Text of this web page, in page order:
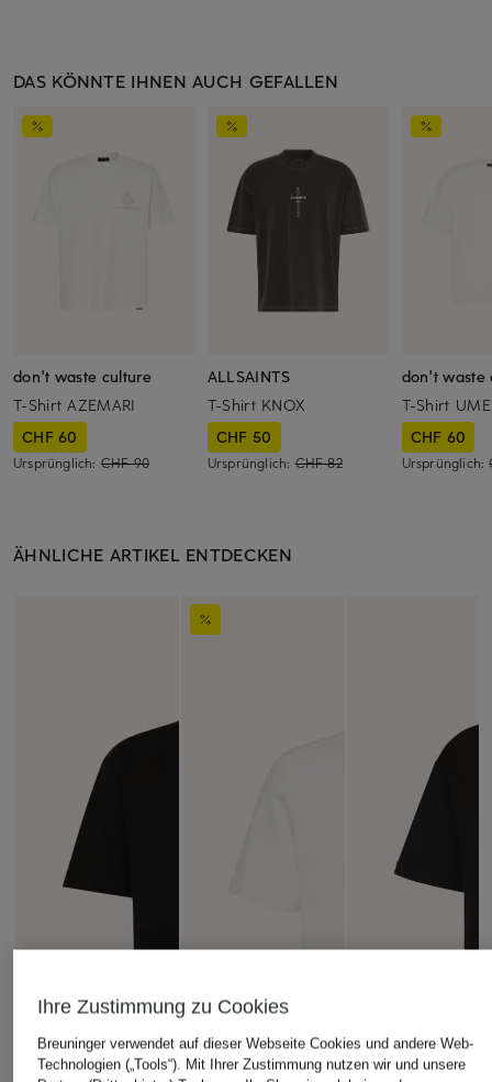
DAS KÖNNTE IHNEN AUCH GEFALLEN
don't waste culture
T-Shirt AZEMARI
CHF 60
Ursprünglich: CHF 90
ALLSAINTS
T-Shirt KNOX
CHF 50
Ursprünglich:CHF 82
don't waste
T-Shirt
CHF 60
Ursprünglich:
ÄHNLICHE ARTIKEL ENTDECKEN
Ihre Zustimmung zu Cookies
Breuninger verwendet auf dieser Webseite Cookies und andere Web-
Technologien („Tools“). Mit Ihrer Zustimmung nutzen wir und unsere